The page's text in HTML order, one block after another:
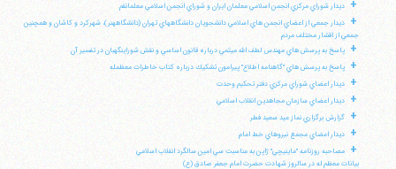
+ ديدار شوراي مركزي انجمن اسلامي معلمان ايران و شوراي انجمن اسلامي معلمانقم
+
ديدار جمعي از اعضاي انجمن هاي اسلامي دانشجويان دانشگاههاي تهران (دانشگاههنر)، شهركرد و كاشان و همچنين
جمعي از اقشار مختلف مردم
+ پاسخ به پرسش هاي مهندس لطف الله ميثمي درباره قانون اساسي و نقش شوراينگهبان در تفسير آن
+ پاسخ به پرسش هاي "گاهنامه اطلاع" پيرامون تشكيك درباره كتاب خاطرات معظمله
+ ديدار اعضاي شوراي مركزي دفتر تحكيم وحدت
+ ديدار اعضاي سازمان مجاهدين انقلاب اسلامي
+ گزارش برگزاري نماز عيد سعيد فطر
+ ديدار اعضاي مجمع نيروهاي خط امام
+
مصاحبه روزنامه "ماينيچي" ژاپن به مناسبت سي امين سالگرد انقلاب اسلامي
بيانات معظم له در سالروز شهادت حضرت امام جعفر صادق (ع)